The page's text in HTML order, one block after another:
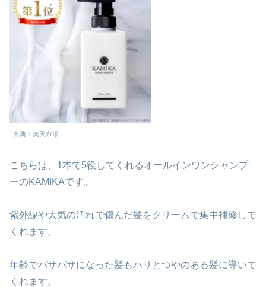
出典：楽天市場
こちらは、1本で5役してくれるオールインワンシャンプ
ーのKAMIKAです。
紫外線や大気の汚れで傷んだ髪をクリームで集中補修して
くれます。
年齢でパサパサになった髪もハリとつやのある髪に導いて
くれます。